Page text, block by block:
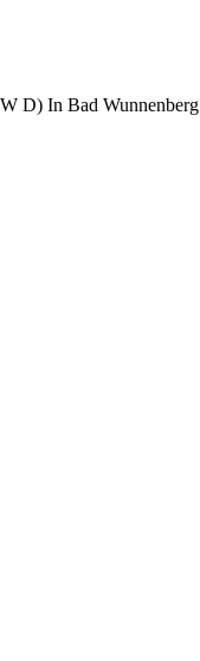
D) In Bad Wunnenberg